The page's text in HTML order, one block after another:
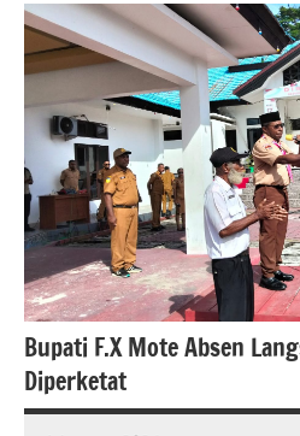
Bupati F.X Mote Absen
Diperketat